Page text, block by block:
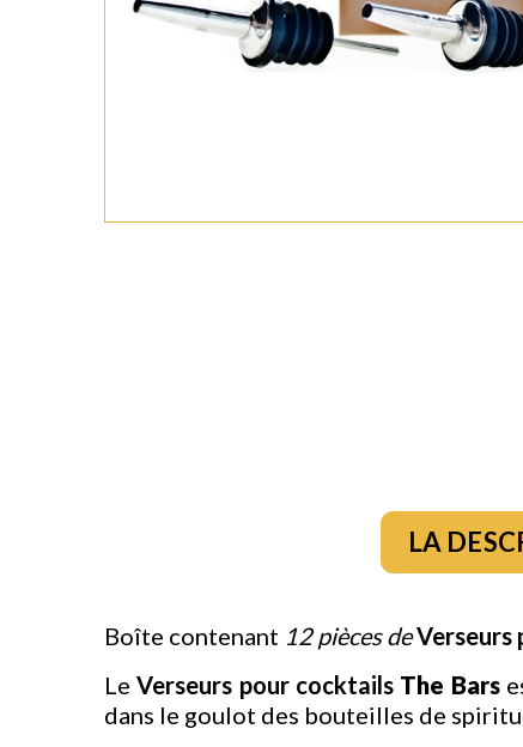
LA
Boîte contenant 12 pièces deVerseurs
LeVerseurs pour cocktails The Bars
dans le goulot des bouteilles de